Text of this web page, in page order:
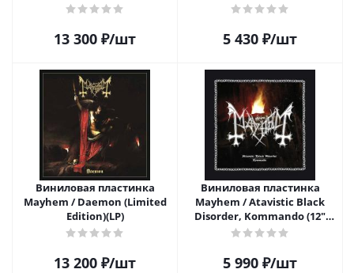
13 300 ₽/шт 5 430 ₽/шт
Виниловая пластинка
Mayhem / Daemon (Limited
Edition)(LP)
13 200 ₽/шт
Виниловая пластинка
Mayhem / Atavistic Black
Disorder, Kommando (12"
Vinyl EP)
5 990 ₽/шт